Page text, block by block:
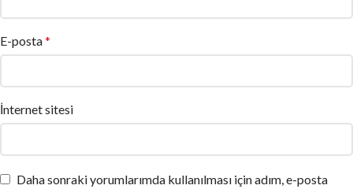
E-posta*
İnternet sitesi
Daha sonraki yorumlarımda kullanılması için adım, e-posta